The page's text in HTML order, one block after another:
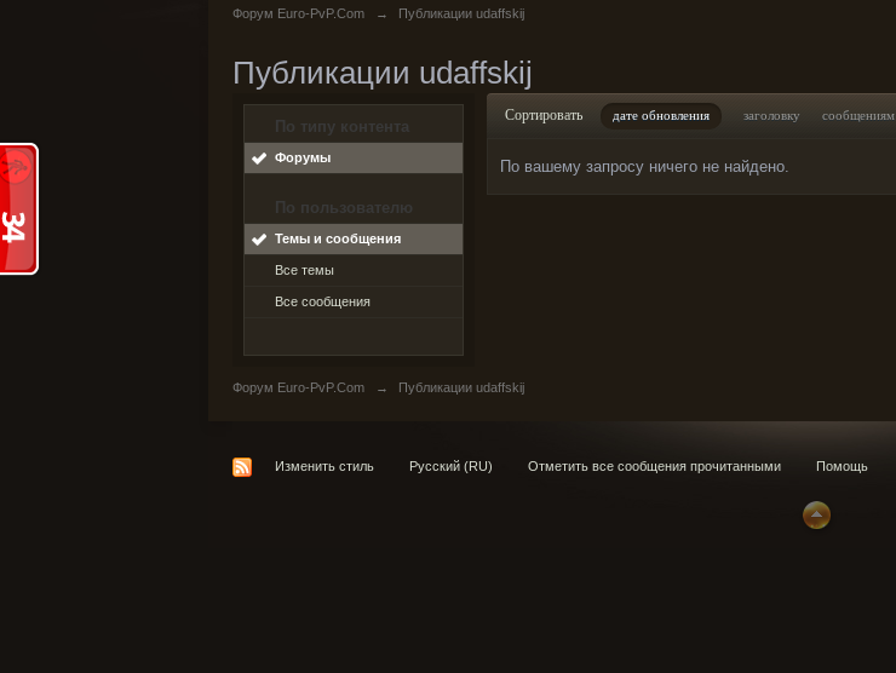
Форум Euro-PvP.Com → Публикации udaffskij
Публикации udaffskij
По типу контента
Форумы
По пользователю
Темы и сообщения
Все темы
Все сообщения
Сортировать дате обновления заголовку сообщениям
По вашему запросу ничего не найдено.
Форум Euro-PvP.Com → Публикации udaffskij
Изменить стиль Русский (RU) Отметить все сообщения прочитанными Помощь